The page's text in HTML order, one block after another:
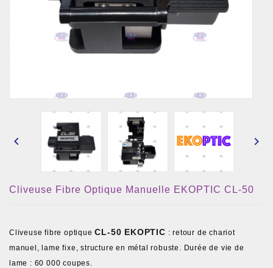
 
Cliveuse Fibre Optique Manuelle EKOPTIC CL-50
Cliveuse fibre optiqueCL-50 EKOPTIC : retour de chariot
manuel, lame fixe, structure en métal robuste. Durée de vie de
lame : 60 000 coupes.